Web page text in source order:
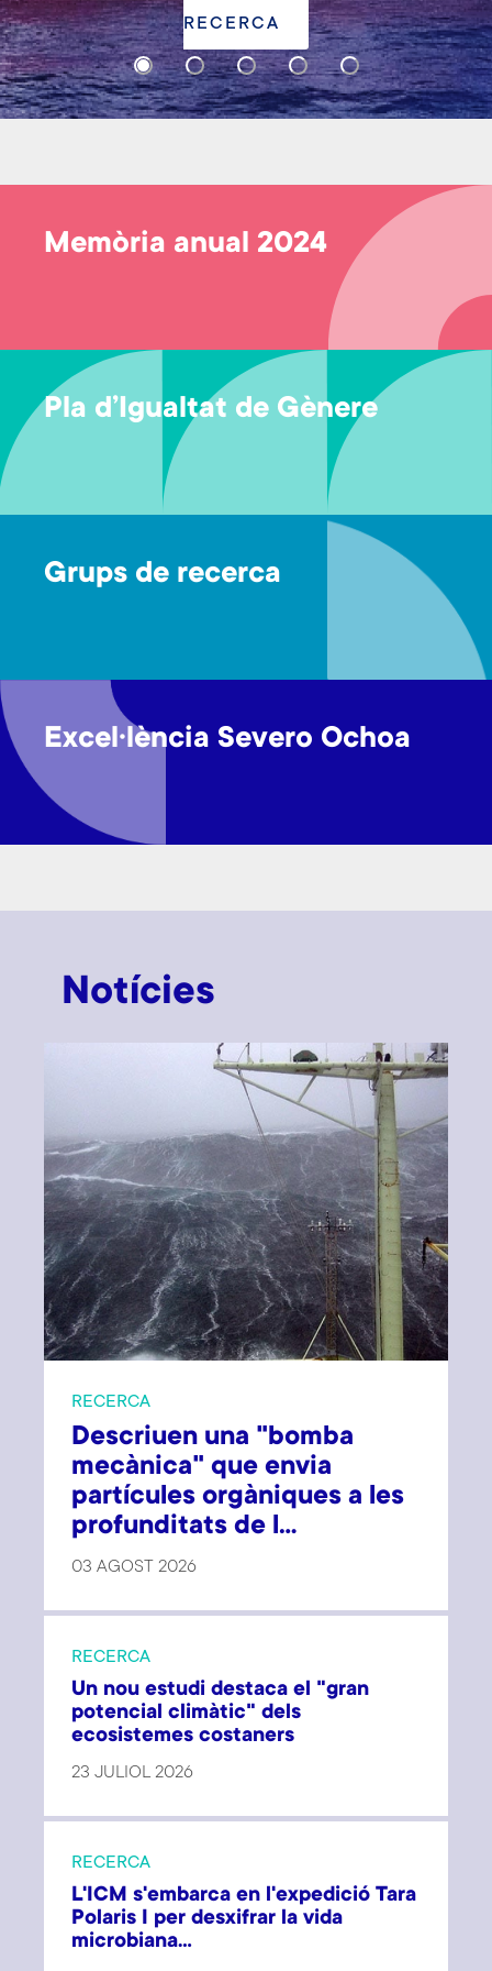
Memòria anual 2024
Pla d’Igualtat de Gènere
Grups de recerca
Excel·lència Severo Ochoa
Notícies
RECERCA
Descriuen una "bomba
mecànica" que envia
partícules orgàniques a les
profunditats de l...
03 AGOST 2026
RECERCA
Un nou estudi destaca el "gran
potencial climàtic" dels
ecosistemes costaners
23 JULIOL 2026
RECERCA
L'ICM s'embarca en l'expedició Tara
Polaris I per desxifrar la vida
microbiana...